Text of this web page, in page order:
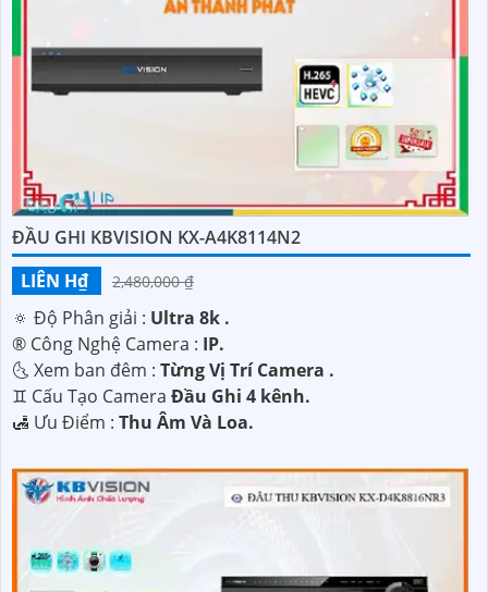
ĐẦU GHI KBVISION KX-A4K8114N2
LIÊN H₫
2,480,000 ₫
🔅 Độ Phân giải : Ultra 8k .
®️ Công Nghệ Camera : IP.
🌜 Xem ban đêm : Từng Vị Trí Camera .
♊ Cấu Tạo Camera Đầu Ghi 4 kênh.
️🛃 Ưu Điểm : Thu Âm Và Loa.